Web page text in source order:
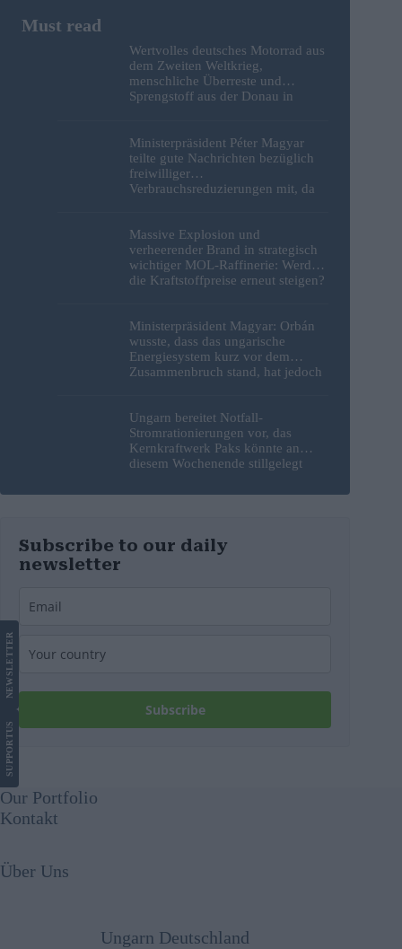
Wertvolles deutsches Motorrad aus
dem Zweiten Weltkrieg,
menschliche Überreste und
Sprengstoff aus der Donau in
Ministerpräsident Péter Magyar
teilte gute Nachrichten bezüglich
freiwilliger
Verbrauchsreduzierungen mit, da
Massive Explosion und
verheerender Brand in strategisch
wichtiger MOL-Raffinerie: Werden
die Kraftstoffpreise erneut steigen?
Ministerpräsident Magyar: Orbán
wusste, dass das ungarische
Energiesystem kurz vor dem
Zusammenbruch stand, hat jedoch
Ungarn bereitet Notfall-
Stromrationierungen vor, das
Kernkraftwerk Paks könnte an
diesem Wochenende stillgelegt
Subscribe to our daily
newsletter
Subscribe
SUPPORT
US
NEWS
LETTER
Our Portfolio
Kontakt
Über Uns
Ungarn Deutschland